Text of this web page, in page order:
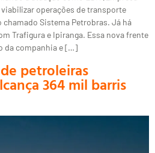
viabilizar operações de transporte
Sistema Petrobras. Já há
Trafigura e Ipiranga. Essa nova frente
da companhia e […]
petroleiras
364 mil barris